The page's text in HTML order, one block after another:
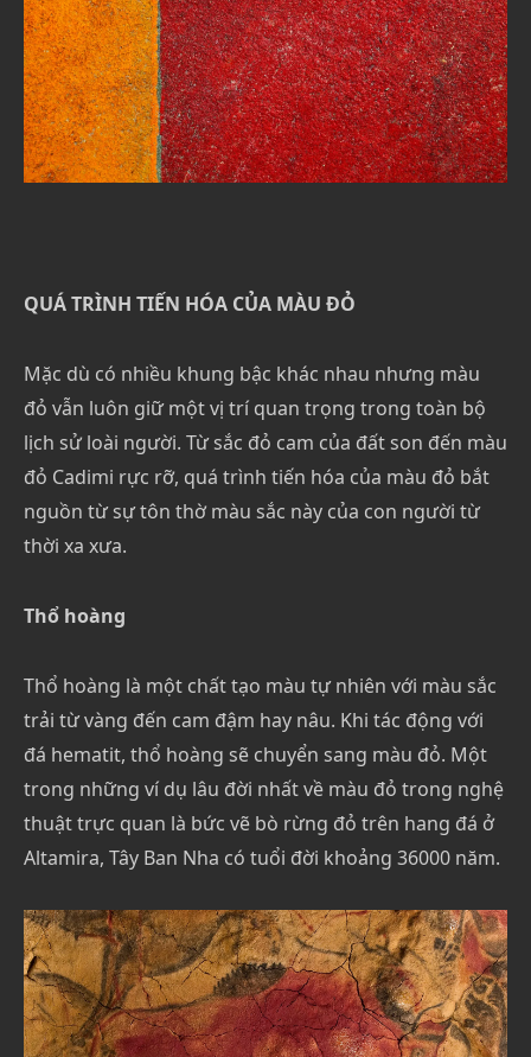
QUÁ TRÌNH TIẾN HÓA CỦA MÀU ĐỎ
Mặc dù có nhiều khung bậc khác nhau nhưng màu
đỏ vẫn luôn giữ một vị trí quan trọng trong toàn bộ
lịch sử loài người. Từ sắc đỏ cam của đất son đến màu
đỏ Cadimi rực rỡ, quá trình tiến hóa của màu đỏ bắt
nguồn từ sự tôn thờ màu sắc này của con người từ
thời xa xưa.
Thổ hoàng
Thổ hoàng là một chất tạo màu tự nhiên với màu sắc
trải từ vàng đến cam đậm hay nâu. Khi tác động với
đá hematit, thổ hoàng sẽ chuyển sang màu đỏ. Một
trong những ví dụ lâu đời nhất về màu đỏ trong nghệ
thuật trực quan là bức vẽ bò rừng đỏ trên hang đá ở
Altamira, Tây Ban Nha có tuổi đời khoảng 36000 năm.